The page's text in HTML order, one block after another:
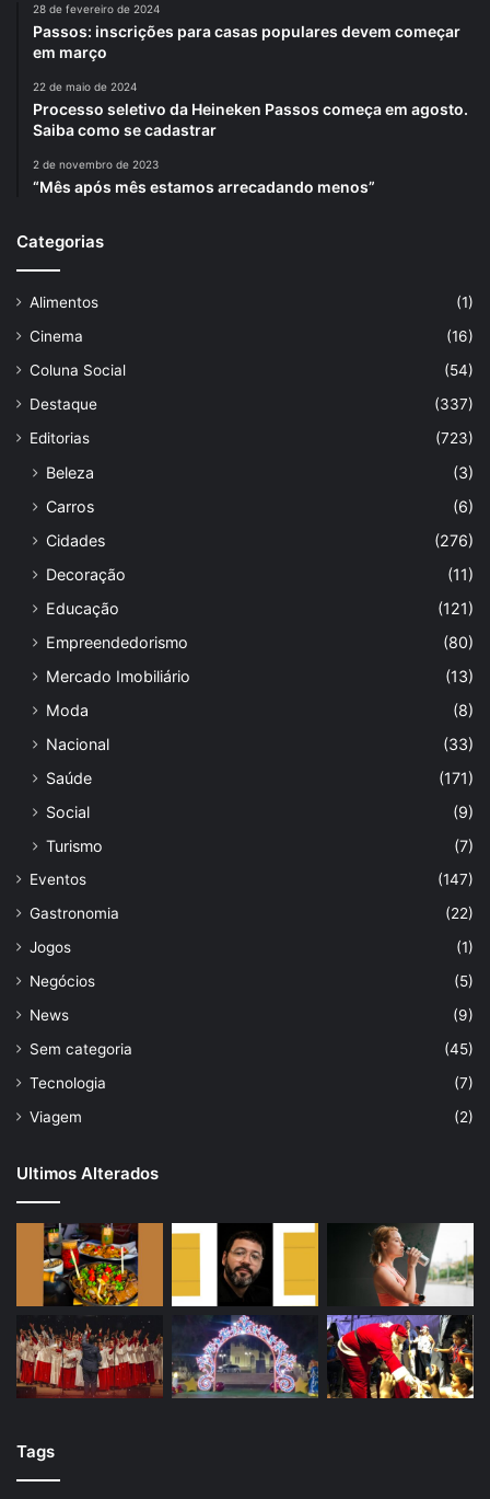
28 de fevereiro de 2024
Passos: inscrições para casas populares devem começar
em março
22 de maio de 2024
Processo seletivo da Heineken Passos começa em agosto.
Saiba como se cadastrar
2 de novembro de 2023
“Mês após mês estamos arrecadando menos”
Categorias
Alimentos
(1)
Cinema
(16)
Coluna Social
(54)
Destaque
(337)
Editorias
(723)
Beleza
(3)
Carros
(6)
Cidades
(276)
Decoração
(11)
Educação
(121)
Empreendedorismo
(80)
Mercado Imobiliário
(13)
Moda
(8)
Nacional
(33)
Saúde
(171)
Social
(9)
Turismo
(7)
Eventos
(147)
Gastronomia
(22)
Jogos
(1)
Negócios
(5)
News
(9)
Sem categoria
(45)
Tecnologia
(7)
Viagem
(2)
Ultimos Alterados
Tags